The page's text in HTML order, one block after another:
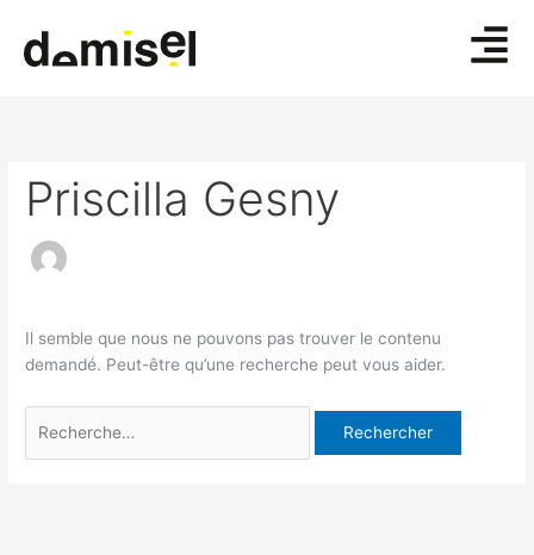
contenu
Priscilla Gesny
Il semble que nous ne pouvons pas trouver le contenu
demandé. Peut-être qu’une recherche peut vous aider.